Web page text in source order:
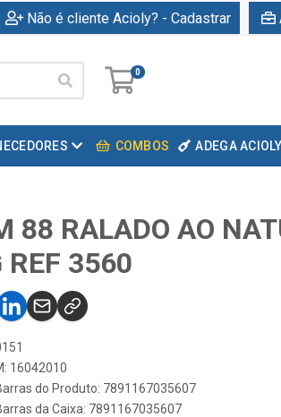
Não é cliente Acioly? - Cadastrar
0
COMBOS ADEGA ACIOLY
88 RALADO AO
REF 3560
16042010
do Produto: 7891167035607
da Caixa: 7891167035607